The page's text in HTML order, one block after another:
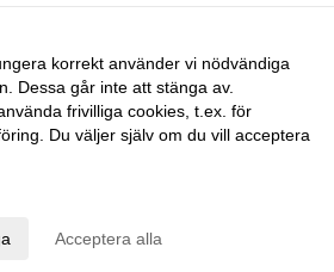
cupen 2018-02-01 21:34
2018-01-14 22:21
2017-10-19 17:16
korrekt använder vi nödvändiga
Dessa går inte att stänga av.
frivilliga cookies, t.ex. för
Du väljer själv om du vill acceptera
Acceptera alla